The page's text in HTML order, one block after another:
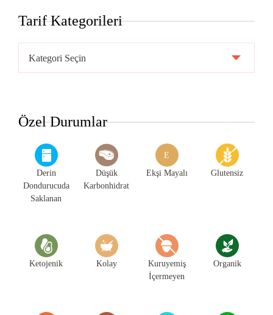
Tarif Kategorileri
Kategorileri
Özel Durumlar
Derin
Dondurucuda
Saklanan
Düşük
Karbonhidrat
E
Ekşi Mayalı Glutensiz
Ketojenik Kolay
Kuruyemiş
İçermeyen
Organik